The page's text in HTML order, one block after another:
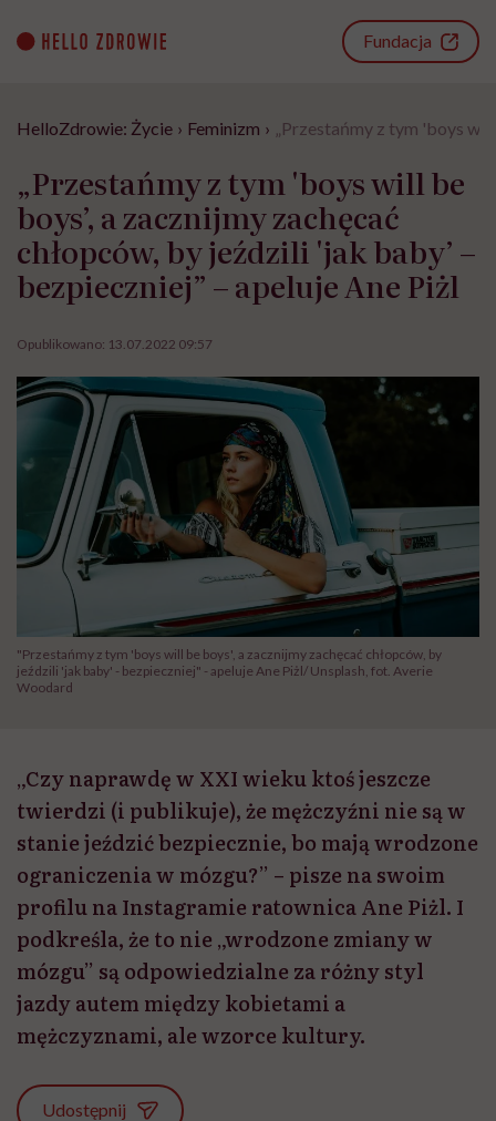
content
Fundacja
HelloZdrowie: Życie › Feminizm › „Przestańmy z tym 'boys
„Przestańmy z tym 'boys will be
boys’, a zacznijmy zachęcać
chłopców, by jeździli 'jak baby’ –
bezpieczniej” – apeluje Ane Piżl
Opublikowano: 13.07.2022 09:57
"Przestańmy z tym 'boys will be boys', a zacznijmy zachęcać chłopców, by
jeździli 'jak baby' - bezpieczniej" - apeluje Ane Piżl/ Unsplash, fot. Averie
Woodard
„Czy naprawdę w XXI wieku ktoś jeszcze
twierdzi (i publikuje), że mężczyźni nie są w
stanie jeździć bezpiecznie, bo mają wrodzone
ograniczenia w mózgu?” – pisze na swoim
profilu na Instagramie ratownica Ane Piżl. I
podkreśla, że to nie „wrodzone zmiany w
mózgu” są odpowiedzialne za różny styl
jazdy autem między kobietami a
mężczyznami, ale wzorce kultury.
Udostępnij